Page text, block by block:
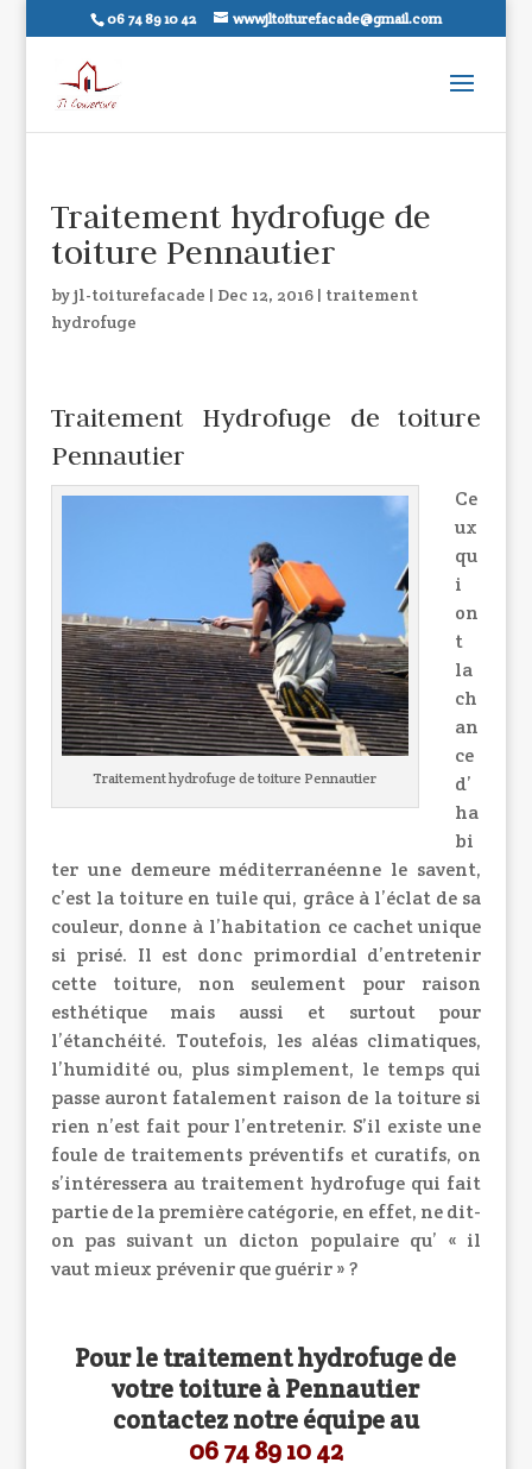
06 74 89 10 42 wwwjltoiturefacade@gmail.com
Traitement hydrofuge de
toiture Pennautier
byjl-toiturefacade | Dec 12, 2016| traitement
hydrofuge
Traitement Hydrofuge de toiture
Pennautier
Traitement hydrofuge de toiture Pennautier
Ce
ux
qu
i
on
t
la
ch
an
ce
d’
ha
bi
ter une demeure méditerranéenne le savent,
c’est la toiture en tuile qui, grâce à l’éclat de sa
couleur, donne à l’habitation ce cachet unique
si prisé. Il est donc primordial d’entretenir
cette toiture, non seulement pour raison
esthétique mais aussi et surtout pour
l’étanchéité. Toutefois, les aléas climatiques,
l’humidité ou, plus simplement, le temps qui
passe auront fatalement raison de la toiture si
rien n’est fait pour l’entretenir. S’il existe une
foule de traitements préventifs et curatifs, on
s’intéressera au traitement hydrofuge qui fait
partie de la première catégorie, en effet, ne dit-
on pas suivant un dicton populaire qu’ « il
vaut mieux prévenir que guérir » ?
Pour le traitement hydrofuge de
votre toiture à Pennautier
contactez notre équipe au
06 74 89 10 42